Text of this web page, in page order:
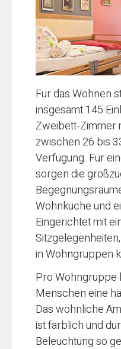
Für das Wohnen
insgesamt 145
Zweibett-Zimmer
zwischen 26 bis
Verfügung. Für
sorgen die
Wohnküche und
Eingerichtet mit
in Wohngruppen
Pro Wohngruppe
Menschen eine
Das wohnliche
ist farblich und
Beleuchtung so